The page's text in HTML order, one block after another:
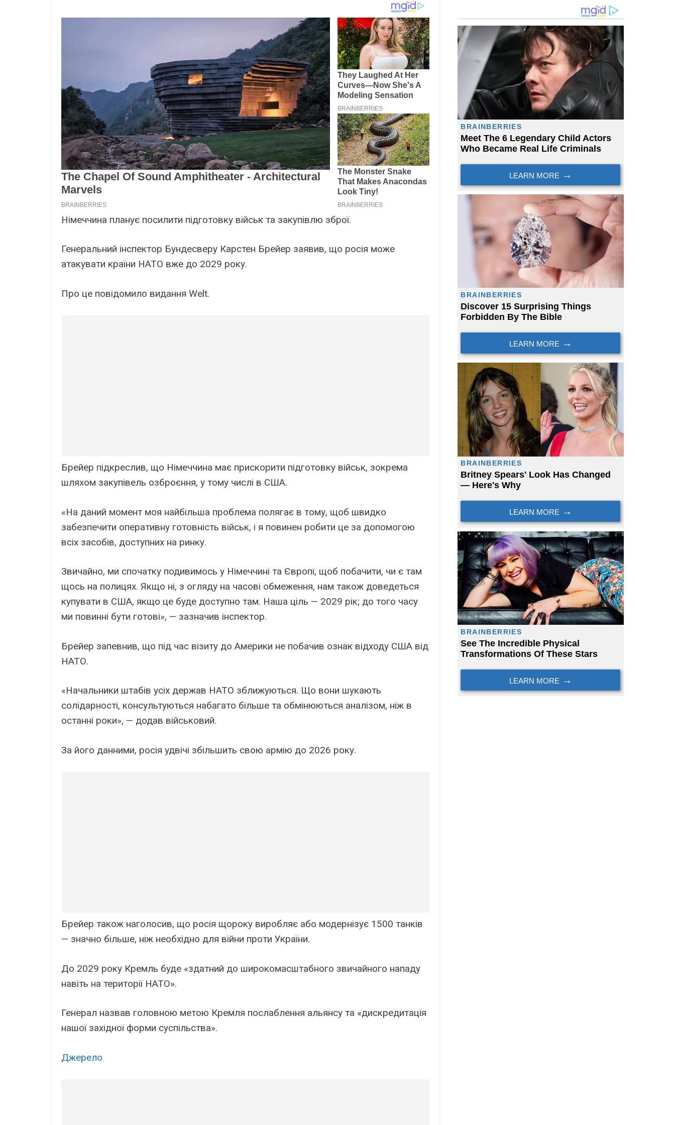
Німеччина планує посилити підготовку військ та закупівлю зброї.
Генеральний інспектор Бундесверу Карстен Брейер заявив, що росія може
атакувати країни НАТО вже до 2029 року.
Про це повідомило видання Welt.
Брейер підкреслив, що Німеччина має прискорити підготовку військ, зокрема
шляхом закупівель озброєння, у тому числі в США.
«На даний момент моя найбільша проблема полягає в тому, щоб швидко
забезпечити оперативну готовність військ, і я повинен робити це за допомогою
всіх засобів, доступних на ринку.
Звичайно, ми спочатку подивимось у Німеччині та Європі, щоб побачити, чи є там
щось на полицях. Якщо ні, з огляду на часові обмеження, нам також доведеться
купувати в США, якщо це буде доступно там. Наша ціль — 2029 рік; до того часу
ми повинні бути готові», — зазначив інспектор.
Брейер запевнив, що під час візиту до Америки не побачив ознак відходу США від
НАТО.
«Начальники штабів усіх держав НАТО зближуються. Що вони шукають
солідарності, консультуються набагато більше та обмінюються аналізом, ніж в
останні роки», — додав військовий.
За його данними, росія удвічі збільшить свою армію до 2026 року.
Брейер також наголосив, що росія щороку виробляє або модернізує 1500 танків
— значно більше, ніж необхідно для війни проти України.
До 2029 року Кремль буде «здатний до широкомасштабного звичайного нападу
навіть на території НАТО».
Генерал назвав головною метою Кремля послаблення альянсу та «дискредитація
нашої західної форми суспільства».
Джерело